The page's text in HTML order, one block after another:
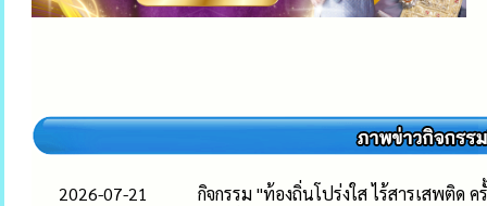
2026-07-21
กิจกรรม "ท้องถิ่นโปร่งใส ไร้สารเสพติด